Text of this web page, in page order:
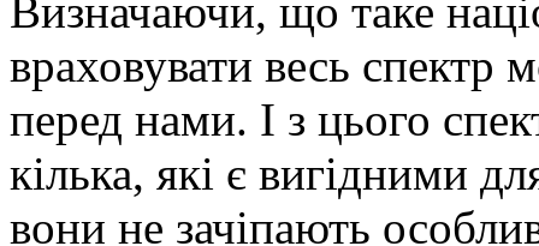
Визначаючи, що таке
враховувати весь спектр
перед нами. І з цього
кілька, які є вигідними
вони не зачіпають